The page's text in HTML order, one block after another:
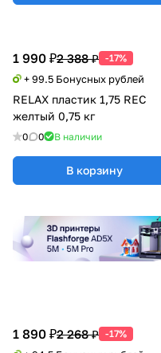
1 990 ₽2 388 ₽ -17%
+ 99.5 Бонусных рублей
RELAX пластик 1,75 REC
желтый 0,75 кг
0 0 В наличии
В корзину
1 890 ₽2 268 ₽ -17%